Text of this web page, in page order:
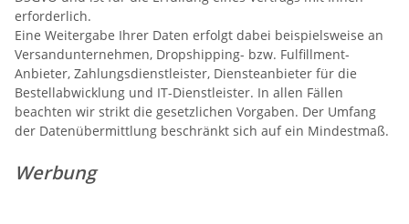
erforderlich.
Eine Weitergabe Ihrer Daten erfolgt dabei beispielsweise an
Versandunternehmen, Dropshipping- bzw. Fulfillment-
Anbieter, Zahlungsdienstleister, Diensteanbieter für die
Bestellabwicklung und IT-Dienstleister. In allen Fällen
beachten wir strikt die gesetzlichen Vorgaben. Der Umfang
der Datenübermittlung beschränkt sich auf ein Mindestmaß.
Werbung